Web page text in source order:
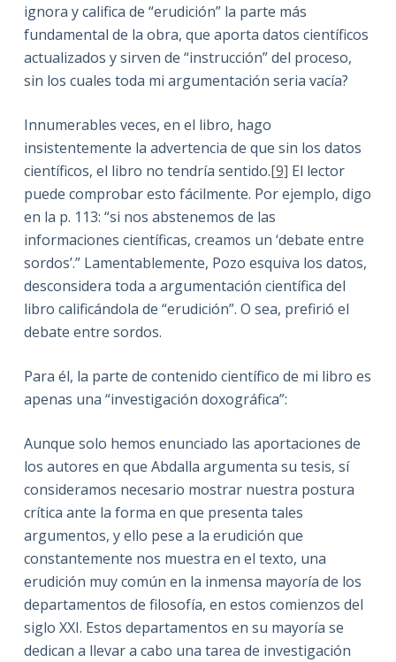
ignora y califica de “erudición” la parte más
fundamental de la obra, que aporta datos científicos
actualizados y sirven de “instrucción” del proceso,
sin los cuales toda mi argumentación seria vacía?
Innumerables veces, en el libro, hago
insistentemente la advertencia de que sin los datos
científicos, el libro no tendría sentido.[9] El lector
puede comprobar esto fácilmente. Por ejemplo, digo
en la p. 113: “si nos abstenemos de las
informaciones científicas, creamos un ‘debate entre
sordos’.” Lamentablemente, Pozo esquiva los datos,
desconsidera toda a argumentación científica del
libro calificándola de “erudición”. O sea, prefirió el
debate entre sordos.
Para él, la parte de contenido científico de mi libro es
apenas una “investigación doxográfica”:
Aunque solo hemos enunciado las aportaciones de
los autores en que Abdalla argumenta su tesis, sí
consideramos necesario mostrar nuestra postura
crítica ante la forma en que presenta tales
argumentos, y ello pese a la erudición que
constantemente nos muestra en el texto, una
erudición muy común en la inmensa mayoría de los
departamentos de filosofía, en estos comienzos del
siglo XXI. Estos departamentos en su mayoría se
dedican a llevar a cabo una tarea de investigación